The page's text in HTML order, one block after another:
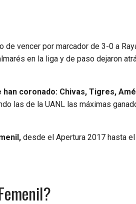
de vencer por marcador de 3-0 a
en la liga y de paso dejaron
coronado: Chivas, Tigres,
las de la UANL las máximas
desde el Apertura 2017 hasta